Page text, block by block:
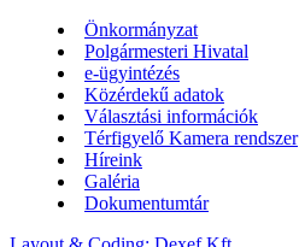
Önkormányzat
Polgármesteri Hivatal
e-ügyintézés
Közérdekű adatok
Választási információk
Térfigyelő Kamera rendszer
Híreink
Galéria
Dokumentumtár